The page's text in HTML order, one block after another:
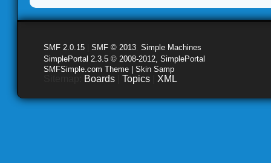
SMF 2.0.15 SMF © 2013 Simple Machines
SimplePortal 2.3.5 © 2008-2012, SimplePortal
SMFSimple.com Theme | Skin Samp
Boards Topics XML